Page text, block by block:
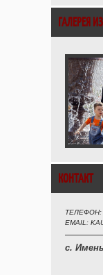
ГАЛЕРЕЯ
КОНТАКТ
ТЕЛЕФОН:
EMAIL:
с.